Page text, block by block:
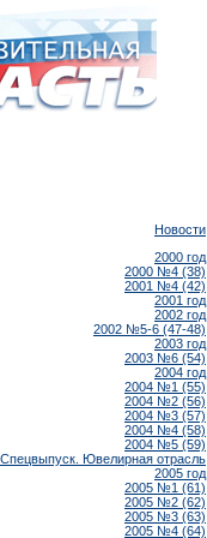
Новости
2000 год
2000 №4 (38)
2001 №4 (42)
2001 год
2002 год
2002 №5-6 (47-48)
2003 год
2003 №6 (54)
2004 год
2004 №1 (55)
2004 №2 (56)
2004 №3 (57)
2004 №4 (58)
2004 №5 (59)
Ювелирная отрасль
2005 год
2005 №1 (61)
2005 №2 (62)
2005 №3 (63)
2005 №4 (64)